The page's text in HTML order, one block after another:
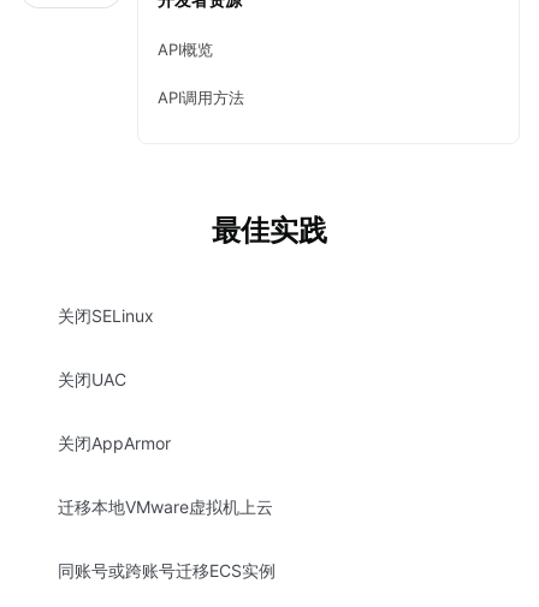
API概览
API调用方法
最佳实践
关闭SELinux
关闭UAC
关闭AppArmor
迁移本地VMware虚拟机上云
同账号或跨账号迁移ECS实例